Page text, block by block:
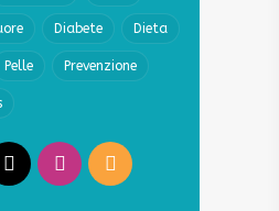
Diabete Dieta
Pelle Prevenzione
Instagram
RSS